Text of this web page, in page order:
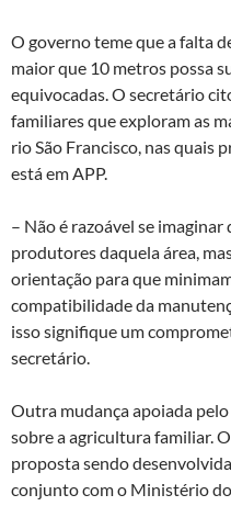
O governo teme que a falta
maior que 10 metros possa
equivocadas. O secretário
familiares que exploram as
rio São Francisco, nas quais
está em APP.
– Não é razoável se
produtores daquela área,
orientação para que
compatibilidade da
isso signifique um
secretário.
Outra mudança apoiada
sobre a agricultura familiar.
proposta sendo
conjunto com o Ministério